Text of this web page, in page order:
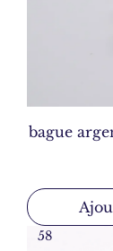
bague
58